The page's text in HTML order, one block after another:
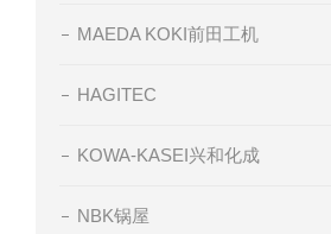
MAEDA KOKI前田工机
HAGITEC
KOWA-KASEI兴和化成
NBK锅屋